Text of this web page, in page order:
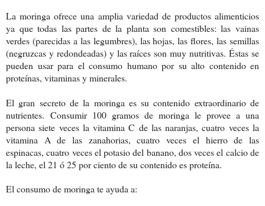
La moringa ofrece una amplia variedad de productos alimenticios
ya que todas las partes de la planta son comestibles: las vainas
verdes (parecidas a las legumbres), las hojas, las flores, las semillas
(negruzcas y redondeadas) y las raíces son muy nutritivas. Éstas se
pueden usar para el consumo humano por su alto contenido en
proteínas, vitaminas y minerales.
El gran secreto de la moringa es su contenido extraordinario de
nutrientes. Consumir 100 gramos de moringa le provee a una
persona siete veces la vitamina C de las naranjas, cuatro veces la
vitamina A de las zanahorias, cuatro veces el hierro de las
espinacas, cuatro veces el potasio del banano, dos veces el calcio de
la leche, el 21 ó 25 por ciento de su contenido es proteína.
El consumo de moringa te ayuda a: